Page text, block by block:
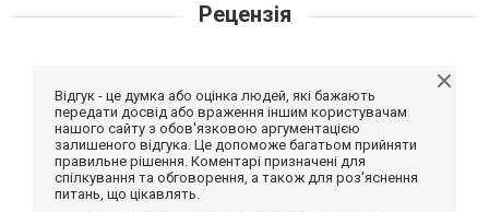
Рецензія
Відгук - це думка або оцінка людей, які бажають
передати досвід або враження іншим користувачам
нашого сайту з обов'язковою аргументацією
залишеного відгука. Це допоможе багатьом прийняти
правильне рішення. Коментарі призначені для
спілкування та обговорення, а також для роз'яснення
питань, що цікавлять.